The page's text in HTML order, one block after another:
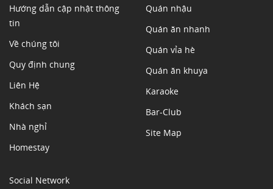
Hướng dẫn cập nhật thông
tin
Về chúng tôi
Quy định chung
Liên Hệ
Khách sạn
Nhà nghỉ
Homestay
Quán nhậu
Quán ăn nhanh
Quán vỉa hè
Quán ăn khuya
Karaoke
Bar-Club
Site Map
Social Network